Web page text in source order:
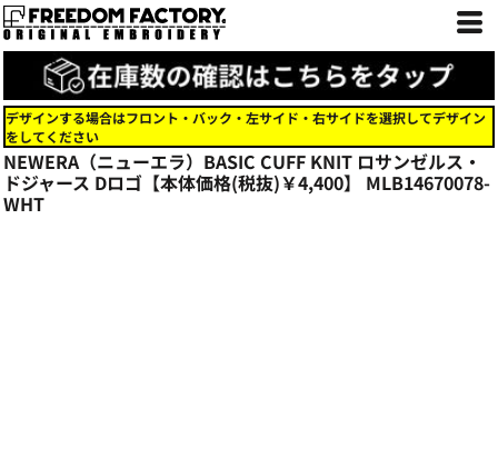
デザインする場合はフロント・バック・左サイド・右サイドを選択してデザイン
をしてください
NEWERA（ニューエラ）BASIC CUFF KNIT ロサンゼルス・
ドジャース Dロゴ【本体価格(税抜)￥4,400】 MLB14670078-
WHT